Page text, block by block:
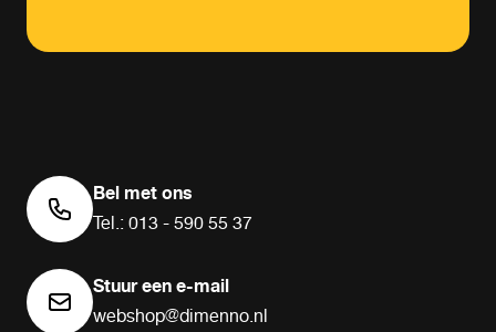
Bel met ons
Tel.: 013 - 590 55 37
Stuur een e-mail
webshop@dimenno.nl